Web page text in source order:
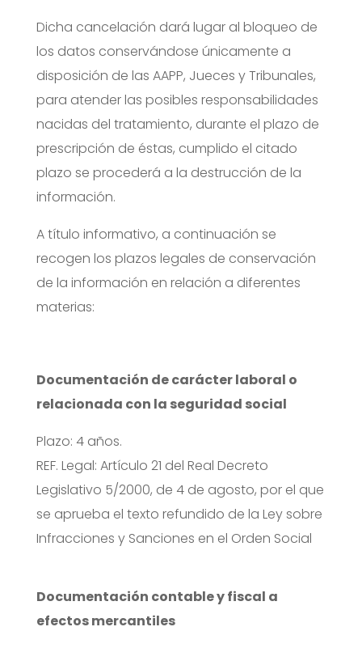
Dicha cancelación dará lugar al bloqueo de
los datos conservándose únicamente a
disposición de las AAPP, Jueces y Tribunales,
para atender las posibles responsabilidades
nacidas del tratamiento, durante el plazo de
prescripción de éstas, cumplido el citado
plazo se procederá a la destrucción de la
información.
A título informativo, a continuación se
recogen los plazos legales de conservación
de la información en relación a diferentes
materias:
Documentación de carácter laboral o
relacionada con la seguridad social
Plazo: 4 años.
REF. Legal: Artículo 21 del Real Decreto
Legislativo 5/2000, de 4 de agosto, por el que
se aprueba el texto refundido de la Ley sobre
Infracciones y Sanciones en el Orden Social
Documentación contable y fiscal a
efectos mercantiles